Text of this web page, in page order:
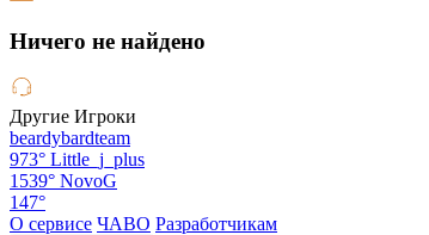
Hичего не найдено
Другие Игроки
beardybardteam
973° Little_j_plus
1539° NovoG
147°
О сервисе ЧАВО Разработчикам